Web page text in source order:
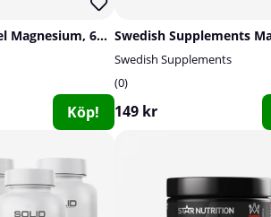
Pureness Trippel Magnesium, 60 caps
Köp!
Swedish Supplements
0
149 kr